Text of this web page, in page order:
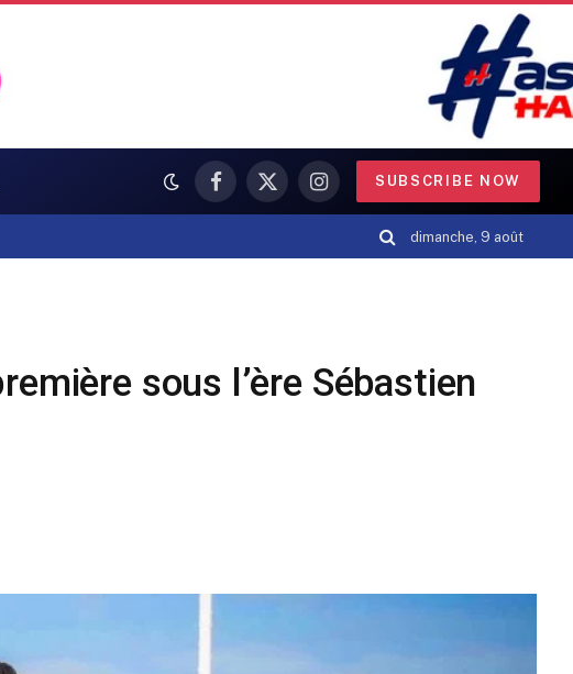
Facebook
X
(Twitter)
Instagram
SUBSCRIBE NOW
dimanche, 9 août
sous l’ère Sébastien